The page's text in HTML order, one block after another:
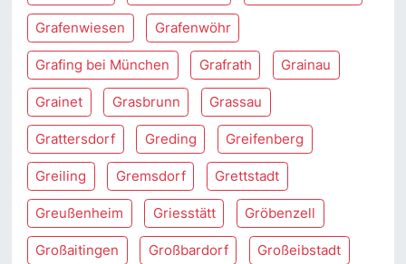
Grafenwiesen Grafenwöhr
Grafing bei München Grafrath Grainau
Grainet Grasbrunn Grassau
Grattersdorf Greding Greifenberg
Greiling Gremsdorf Grettstadt
Greußenheim Griesstätt Gröbenzell
Großaitingen Großbardorf Großeibstadt